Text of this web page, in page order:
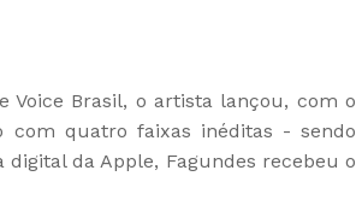
Voice Brasil, o artista lançou, com o
com quatro faixas inéditas - sendo
da Apple, Fagundes recebeu o